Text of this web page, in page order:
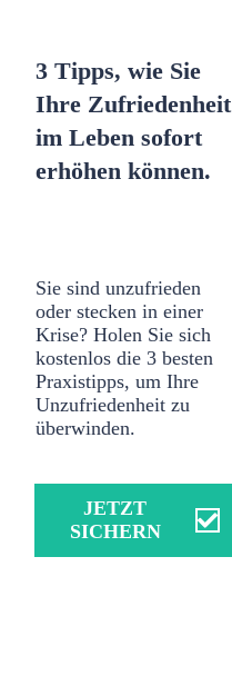
3 Tipps, wie Sie
Ihre Zufriedenheit
im Leben sofort
erhöhen können.
Sie sind unzufrieden
oder stecken in einer
Krise? Holen Sie sich
kostenlos die 3 besten
Praxistipps, um Ihre
Unzufriedenheit zu
überwinden.
JETZT
SICHERN